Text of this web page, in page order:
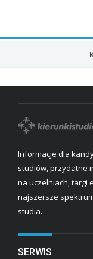
Informacje dla
studiów, przydatne
na uczelniach, targi
najszersze
studia.
SERWIS